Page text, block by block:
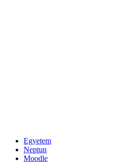
Egyetem
Neptun
Moodle